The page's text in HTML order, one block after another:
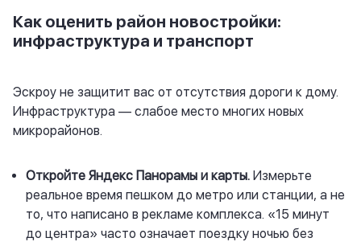
Как оценить район новостройки:
инфраструктура и транспорт
Эскроу не защитит вас от отсутствия дороги к дому.
Инфраструктура — слабое место многих новых
микрорайонов.
Откройте Яндекс Панорамы и карты. Измерьте
реальное время пешком до метро или станции, а не
то, что написано в рекламе комплекса. «15 минут
до центра» часто означает поездку ночью без